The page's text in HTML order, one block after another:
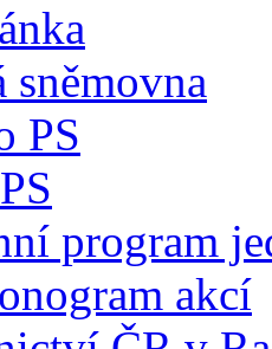
sněmovna
PS
program
akcí